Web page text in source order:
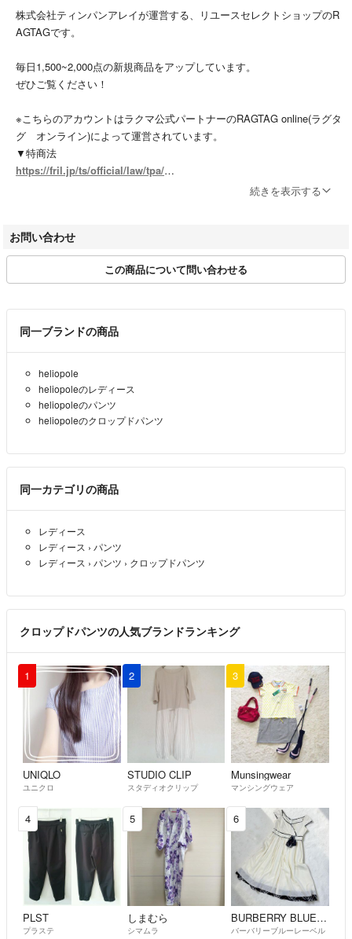
株式会社ティンパンアレイが運営する、リユースセレクトショップのR
AGTAGです。
毎日1,500~2,000点の新規商品をアップしています。
ぜひご覧ください！
※こちらのアカウントはラクマ公式パートナーのRAGTAG online(ラグタ
グ オンライン)によって運営されています。
▼特商法
https://fril.jp/ts/official/law/tpa/
T7010001074003
ルイアネックス店 / RAGTAG日本橋高島屋店 / RAGTAG有楽町マルイ店
/ RAGTAGニュウマン高輪店 / RAGTAGルミネ池袋店 / RAGTAG下北沢
TAGなんばパークス店 / RAGTAG神戸店 / RAGTAG広島店 / RAGTAG広
島府中店 / RAGTAG福岡店 / RAGTAG福岡パルコ店 /
rt銀座店 / rt名古屋店
続きを表示する
お問い合わせ
この商品について問い合わせる
同一ブランドの商品
heliopole
heliopoleのレディース
heliopoleのパンツ
heliopoleのクロップドパンツ
同一カテゴリの商品
レディース
レディース › パンツ
レディース › パンツ › クロップドパンツ
クロップドパンツの人気ブランドランキング
1
UNIQLO
ユニクロ
2
STUDIO CLIP
スタディオクリップ
3
Munsingwear
マンシングウェア
4
PLST
プラステ
5
しまむら
シマムラ
6
BURBERRY BLUE LABEL
バーバリーブルーレーベル